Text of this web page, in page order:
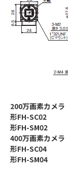
200万画素カメラ
形FH-SC02
形FH-SM02
400万画素カメラ
形FH-SC04
形FH-SM04